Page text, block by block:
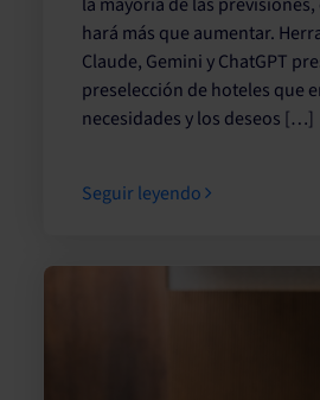
hará más que aumentar.
Claude, Gemini y ChatGPT
preselección de hoteles que
necesidades y los deseos […]
Seguir leyendo